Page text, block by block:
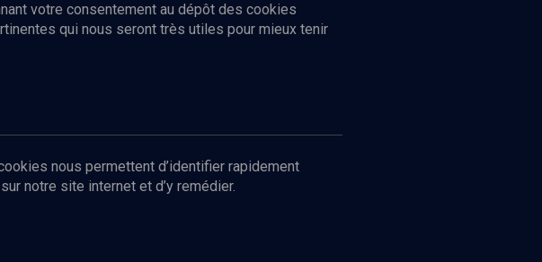
protection des données
légales
votre consentement au dépôt des cookies
qui nous seront très utiles pour mieux tenir
nous permettent d’identifier rapidement
notre site internet et d’y remédier.